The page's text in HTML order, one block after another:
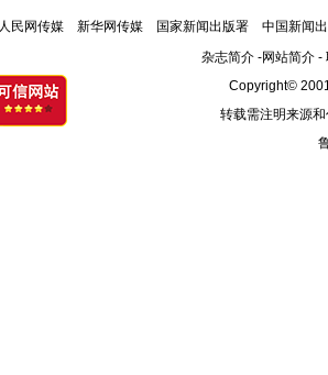
人民网传媒 新华网传媒 国家新闻出版署
中国新闻
杂志简介-网站简介-
Copyright©
转载需注明来源